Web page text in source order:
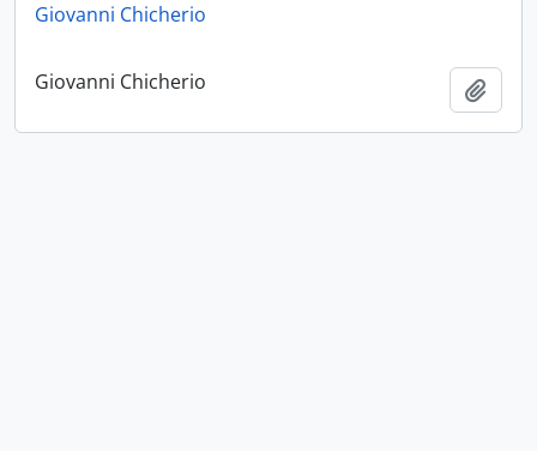
Giovanni Chicherio
Giovanni Chicherio